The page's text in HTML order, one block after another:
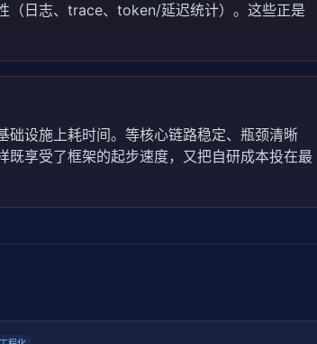
（日志、trace、token/延迟统计）。这些正是
础设施上耗时间。等核心链路稳定、瓶颈清晰
既享受了框架的起步速度，又把自研成本投在最